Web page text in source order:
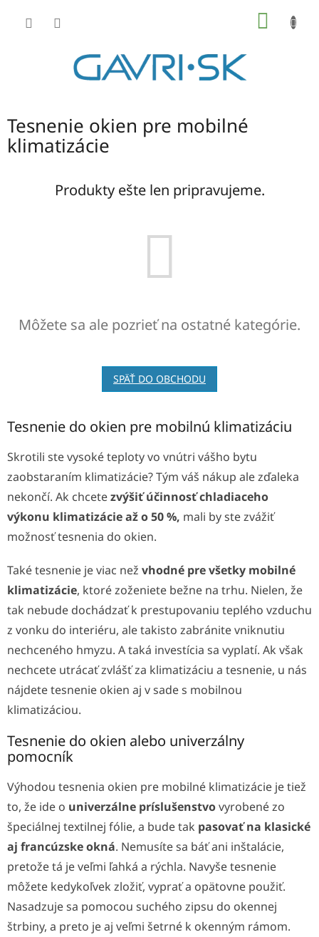
Tesnenie okien pre mobilné
klimatizácie
Produkty ešte len pripravujeme.
Môžete sa ale pozrieť na ostatné kategórie.
SPÄŤ DO OBCHODU
Tesnenie do okien pre mobilnú klimatizáciu
Skrotili ste vysoké teploty vo vnútri vášho bytu
zaobstaraním klimatizácie? Tým váš nákup ale zďaleka
nekončí. Ak chcetezvýšiť účinnosť chladiaceho
výkonu klimatizácie až o 50 %, mali by ste zvážiť
možnosť tesnenia do okien.
Také tesnenie je viac než vhodné pre všetky mobilné
klimatizácie, ktoré zoženiete bežne na trhu. Nielen, že
tak nebude dochádzať k prestupovaniu teplého vzduchu
z vonku do interiéru, ale takisto zabránite vniknutiu
nechceného hmyzu. A taká investícia sa vyplatí. Ak však
nechcete utrácať zvlášť za klimatizáciu a tesnenie, u nás
nájdete tesnenie okien aj v sade s mobilnou
klimatizáciou.
Tesnenie do okien alebo univerzálny
pomocník
Výhodou tesnenia okien pre mobilné klimatizácie je tiež
to, že ide o univerzálne príslušenstvovyrobené zo
špeciálnej textilnej fólie, a bude tak pasovať na klasické
aj francúzske okná. Nemusíte sa báť ani inštalácie,
pretože tá je veľmi ľahká a rýchla. Navyše tesnenie
môžete kedykoľvek zložiť, vyprať a opätovne použiť.
Nasadzuje sa pomocou suchého zipsu do okennej
štrbiny, a preto je aj veľmi šetrné k okenným rámom.